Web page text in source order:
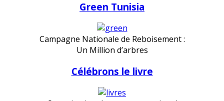
Green Tunisia
Campagne Nationale de Reboisement :
Un Million d’arbres
Célébrons le livre